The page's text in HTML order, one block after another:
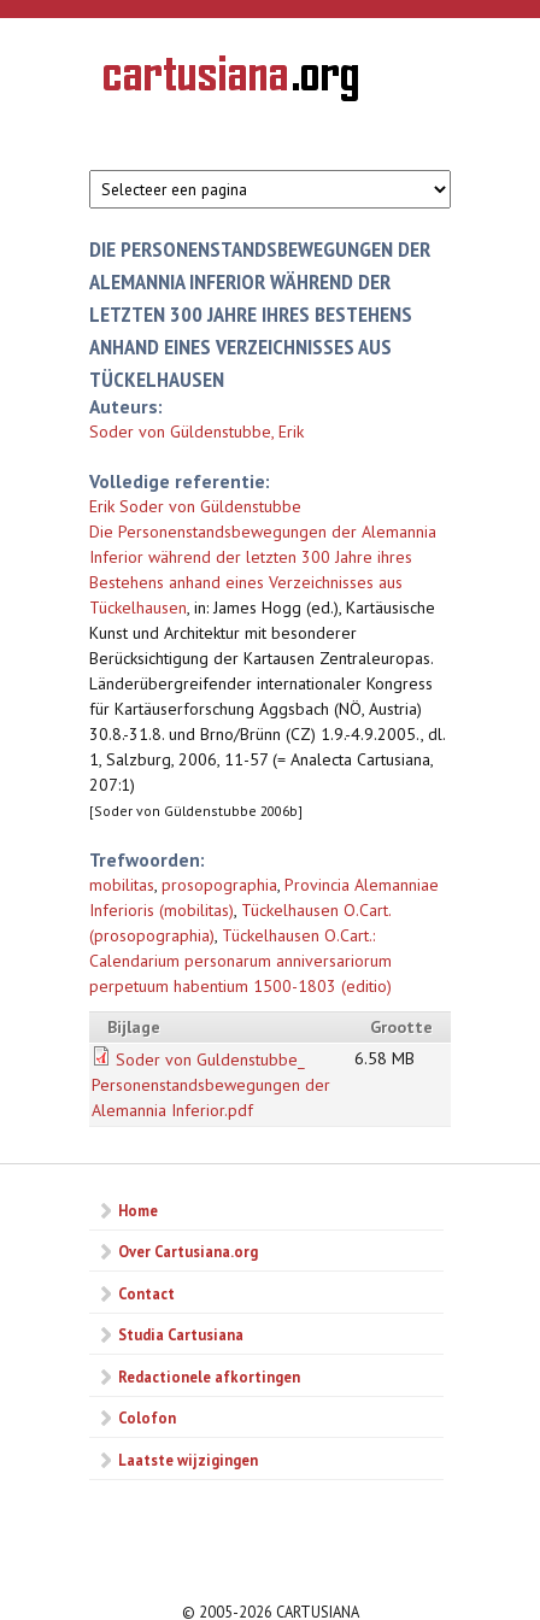
Overslaan en naar de inhoud gaan
CARTUSIANA
Geschiedenis
van de
DIE PERSONENSTANDSBEWEGUNGEN DER
ALEMANNIA INFERIOR WÄHREND DER
LETZTEN 300 JAHRE IHRES BESTEHENS
ANHAND EINES VERZEICHNISSES AUS
TÜCKELHAUSEN
Auteurs:
Soder von Güldenstubbe, Erik
Volledige referentie:
Erik Soder von Güldenstubbe
Die Personenstandsbewegungen der Alemannia
Inferior während der letzten 300 Jahre ihres
Bestehens anhand eines Verzeichnisses aus
Tückelhausen, in: James Hogg (ed.), Kartäusische
Kunst und Architektur mit besonderer
Berücksichtigung der Kartausen Zentraleuropas.
Länderübergreifender internationaler Kongress
für Kartäuserforschung Aggsbach (NÖ, Austria)
30.8.-31.8. und Brno/Brünn (CZ) 1.9.-4.9.2005., dl.
1, Salzburg, 2006, 11-57 (= Analecta Cartusiana,
207:1)
[Soder von Güldenstubbe 2006b]
Trefwoorden:
mobilitas, prosopographia, Provincia Alemanniae
Inferioris (mobilitas), Tückelhausen O.Cart.
(prosopographia), Tückelhausen O.Cart.:
Calendarium personarum anniversariorum
perpetuum habentium 1500-1803 (editio)
Bijlage
Grootte
Soder von Guldenstubbe_
Personenstandsbewegungen der
Alemannia Inferior.pdf
6.58 MB
Home
Over Cartusiana.org
Contact
Studia Cartusiana
Redactionele afkortingen
Colofon
Laatste wijzigingen
© 2005-2026 CARTUSIANA